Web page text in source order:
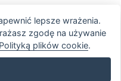
lepsze wrażenia.
zgodę na używanie
Polityką plików cookie.